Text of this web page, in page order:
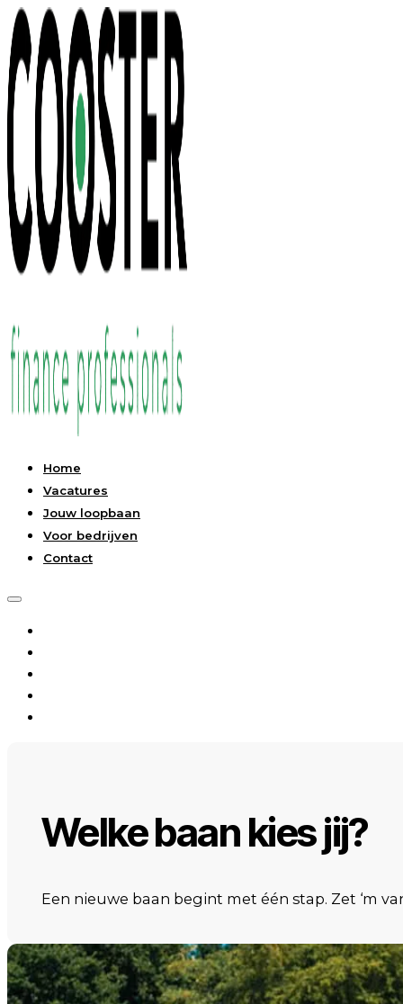
Home
Vacatures
Jouw loopbaan
Voor bedrijven
Contact
Welke baan kies jij?
Een nieuwe baan begint met één stap. Zet ‘m